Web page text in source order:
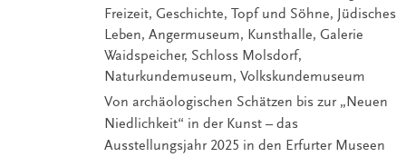
Freizeit, Geschichte, Topf und Söhne, Jüdisches
Leben, Angermuseum, Kunsthalle, Galerie
Waidspeicher, Schloss Molsdorf,
Naturkundemuseum, Volkskundemuseum
Von archäologischen Schätzen bis zur „Neuen
Niedlichkeit“ in der Kunst – das
Ausstellungsjahr 2025 in den Erfurter Museen